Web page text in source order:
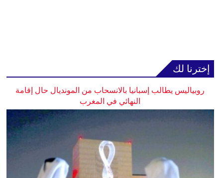
إخترنا لك
روبياليس يطالب إسبانيا بالانسحاب من المونديال حال إقامة
النهائي في المغرب